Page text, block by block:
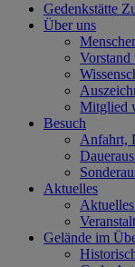
Gedenkstätte
Über uns
Vorstand
Mitglied
Besuch
Anfahrt,
Aktuelles
Gelände im